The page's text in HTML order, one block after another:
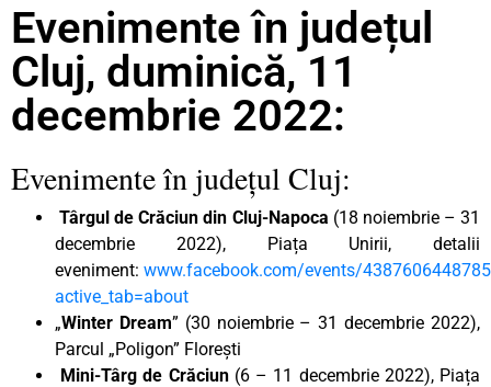
Evenimente în județul
Cluj, duminică, 11
decembrie 2022:
Evenimente în județul Cluj:
Târgul de Crăciun din Cluj-Napoca (18 noiembrie – 31
decembrie 2022), Piața Unirii, detalii
eveniment: www.facebook.com/events/
active_tab=about
„Winter Dream” (30 noiembrie – 31 decembrie 2022),
Parcul „Poligon” Florești
Mini-Târg de Crăciun (6 – 11 decembrie 2022), Piața